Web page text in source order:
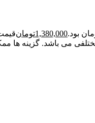
1,380,000تومانقیمت
می باشد. گزینه